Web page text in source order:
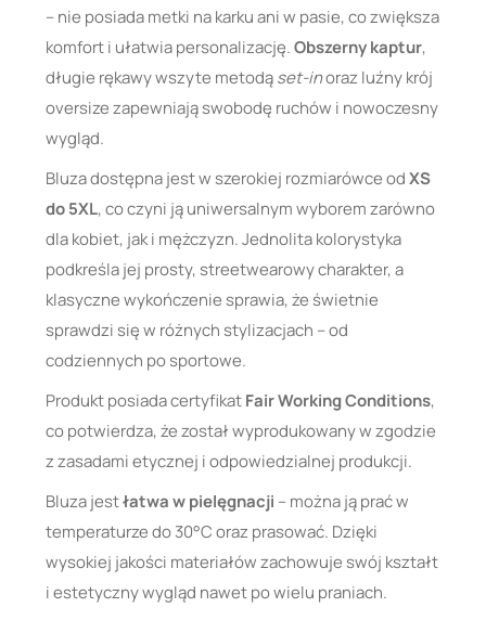
– nie posiada metki na karku ani w pasie, co zwiększa
komfort i ułatwia personalizację.Obszerny kaptur,
długie rękawy wszyte metodąset-inoraz luźny krój
oversize zapewniają swobodę ruchów i nowoczesny
wygląd.
Bluza dostępna jest w szerokiej rozmiarówce odXS
do 5XL, co czyni ją uniwersalnym wyborem zarówno
dla kobiet, jak i mężczyzn. Jednolita kolorystyka
podkreśla jej prosty, streetwearowy charakter, a
klasyczne wykończenie sprawia, że świetnie
sprawdzi się w różnych stylizacjach – od
codziennych po sportowe.
Produkt posiada certyfikatFair Working Conditions,
co potwierdza, że został wyprodukowany w zgodzie
z zasadami etycznej i odpowiedzialnej produkcji.
Bluza jestłatwa w pielęgnacji – można ją prać w
temperaturze do 30°C oraz prasować. Dzięki
wysokiej jakości materiałów zachowuje swój kształt
i estetyczny wygląd nawet po wielu praniach.